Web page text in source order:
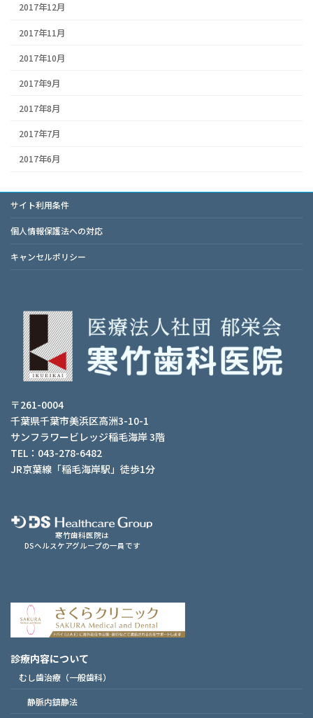
2017年12月
2017年11月
2017年10月
2017年9月
2017年8月
2017年7月
2017年6月
サイト利用条件
個人情報保護法への対応
キャンセルポリシー
〒261-0004
千葉県千葉市美浜区高洲3-10-1
サンフラワービレッジ稲毛海岸 3階
TEL：043-278-6482
JR京葉線「稲毛海岸駅」徒歩1分
寒竹歯科医院は
DSヘルスケアグループの一員です
診療内容について
むし歯治療（一般歯科）
静脈内鎮静法